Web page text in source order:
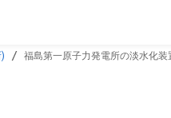
福島第一原子力発電所の淡水化